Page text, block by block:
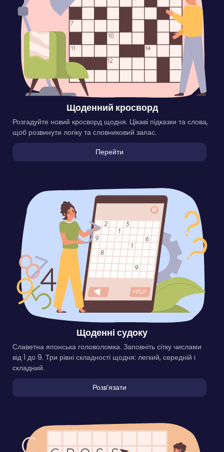
Щоденний кросворд
Розгадуйте новий кросворд щодня. Цікаві підказки та слова,
щоб розвинути логіку та словниковий запас.
Перейти
Щоденні судоку
Славетна японська головоломка. Заповніть сітку числами
від 1 до 9. Три рівні складності щодня: легкий, середній і
складний.
Розвʼязати